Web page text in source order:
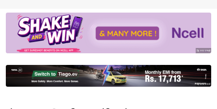
Sponsored
Sponsored